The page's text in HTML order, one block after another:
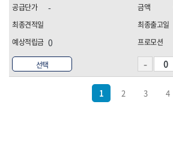
선택
-
0
1 2 3 4